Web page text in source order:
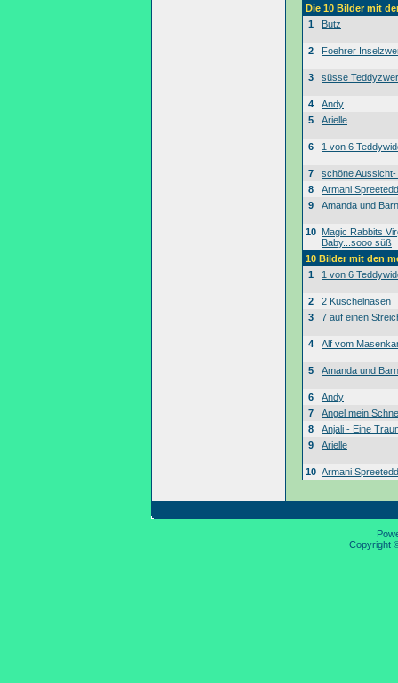
Die 10 Bilder mit
1
Butz
2 Foehrer
3 süsse
4
Andy
5
Arielle
6 1 von 6
7
schöne
8
Armani
9
Amanda und
10 Magic Rabbits
Baby...sooo süß
10 Bilder mit den
1
1 von 6
2
2 Kuschelnasen
3
7 auf einen
4 Alf vom
5 Amanda und
6
Andy
7
Angel mein
8
Anjali - Eine
9
Arielle
10 Armani
Copyright